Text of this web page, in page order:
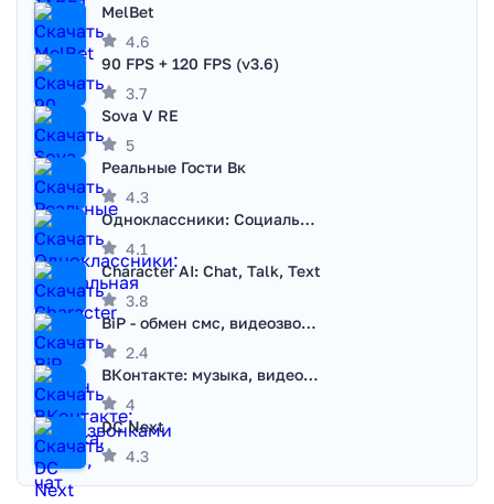
MelBet
4.6
90 FPS + 120 FPS (v3.6)
3.7
Sova V RE
5
Реальные Гости Вк
4.3
Одноклассники: Социальная сеть
4.1
Character AI: Chat, Talk, Text
3.8
BiP - обмен смс, видеозвонками
2.4
ВКонтакте: музыка, видео, чат
4
DC Next
4.3